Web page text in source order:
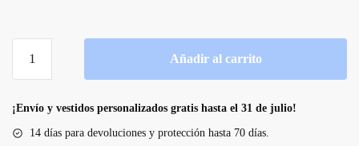
de
Añadir al carrito
¡Envío y vestidos personalizados gratis hasta el 31 de julio!
14 días para devoluciones y protección hasta 70 días.